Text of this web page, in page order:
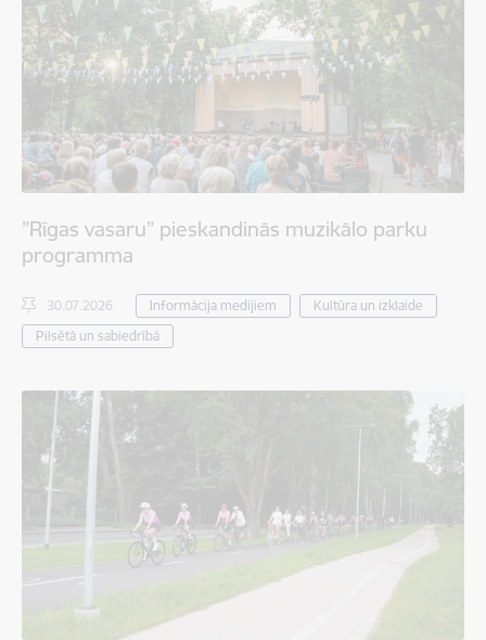
”Rīgas vasaru” pieskandinās muzikālo parku
programma
30.07.2026. Informācija medijiem
Kultūra un izklaide
Pilsētā un sabiedrībā